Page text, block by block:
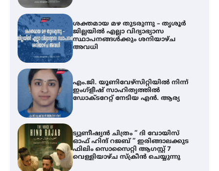
എം.ജി. യൂണിവേഴ്‌സിറ്റിയിൽ നിന്ന്
ഇംഗ്ളീഷ് സാഹിത്യത്തിൽ
ഡോക്ടറേറ്റ് നേടിയ എൻ. ആര്യ
ട്യുണീഷ്യൻ ചിത്രം ” ദി വോയിസ്
ഓഫ് ഹിന്ദ് റജബ് ” ഇരിങ്ങാലക്കുട
ഫിലിം സൊസൈറ്റി ആഗസ്റ്റ് 7
വെള്ളിയാഴ്ച സ്‌ക്രീൻ ചെയ്യുന്നു
തിരനോട്ടം ‘അരങ്ങ് 2026’ ഉണർന്നു